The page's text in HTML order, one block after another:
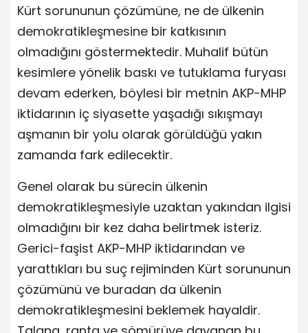
Kürt sorununun çözümüne, ne de ülkenin
demokratikleşmesine bir katkısının
olmadığını göstermektedir. Muhalif bütün
kesimlere yönelik baskı ve tutuklama furyası
devam ederken, böylesi bir metnin AKP-MHP
iktidarının iç siyasette yaşadığı sıkışmayı
aşmanın bir yolu olarak görüldüğü yakın
zamanda fark edilecektir.
Genel olarak bu sürecin ülkenin
demokratikleşmesiyle uzaktan yakından ilgisi
olmadığını bir kez daha belirtmek isteriz.
Gerici-faşist AKP-MHP iktidarından ve
yarattıkları bu suç rejiminden Kürt sorununun
çözümünü ve buradan da ülkenin
demokratikleşmesini beklemek hayaldir.